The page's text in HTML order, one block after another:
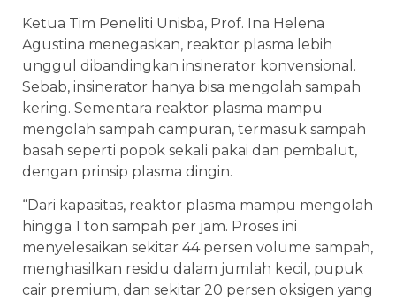
Ketua Tim Peneliti Unisba, Prof. Ina Helena
Agustina menegaskan, reaktor plasma lebih
unggul dibandingkan insinerator konvensional.
Sebab, insinerator hanya bisa mengolah sampah
kering. Sementara reaktor plasma mampu
mengolah sampah campuran, termasuk sampah
basah seperti popok sekali pakai dan pembalut,
dengan prinsip plasma dingin.
“Dari kapasitas, reaktor plasma mampu mengolah
hingga 1 ton sampah per jam. Proses ini
menyelesaikan sekitar 44 persen volume sampah,
menghasilkan residu dalam jumlah kecil, pupuk
cair premium, dan sekitar 20 persen oksigen yang